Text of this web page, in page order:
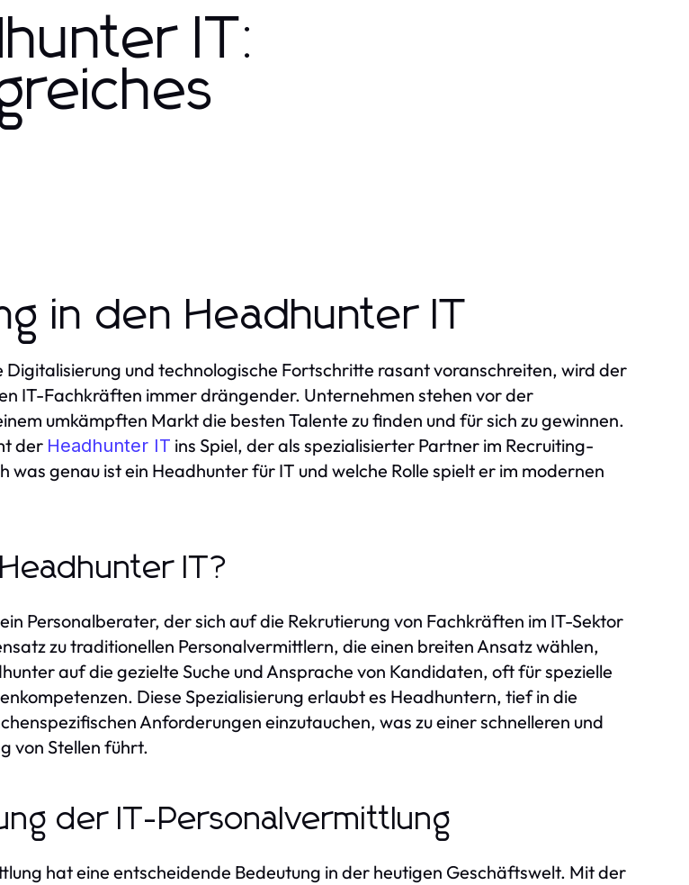
IT:
in den Headhunter IT
Digitalisierung und technologische Fortschritte rasant voranschreiten, wird der
IT-Fachkräften immer drängender. Unternehmen stehen vor der
umkämpften Markt die besten Talente zu finden und für sich zu gewinnen.
der Headhunter IT ins Spiel, der als spezialisierter Partner im Recruiting-
was genau ist ein Headhunter für IT und welche Rolle spielt er im modernen
IT?
Personalberater, der sich auf die Rekrutierung von Fachkräften im IT-Sektor
zu traditionellen Personalvermittlern, die einen breiten Ansatz wählen,
auf die gezielte Suche und Ansprache von Kandidaten, oft für spezielle
Diese Spezialisierung erlaubt es Headhuntern, tief in die
Anforderungen einzutauchen, was zu einer schnelleren und
von Stellen führt.
der IT-Personalvermittlung
hat eine entscheidende Bedeutung in der heutigen Geschäftswelt. Mit der